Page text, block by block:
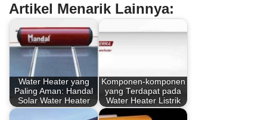
c
e
b
o
o
k
er
e
st
at
s
A
p
k
e
ar
e
Artikel Menarik Lainnya:
Water Heater yang
Paling Aman: Handal
Solar Water Heater
Komponen-komponen
yang Terdapat pada
Water Heater Listrik